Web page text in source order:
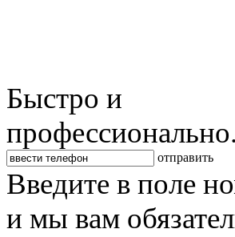
Быстро и
профессионально.
отправить
Введите в поле
и мы вам